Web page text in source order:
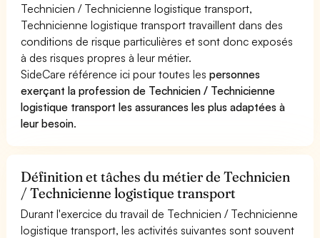
Technicien / Technicienne logistique transport,
Technicienne logistique transport travaillent dans des
conditions de risque particulières et sont donc exposés
à des risques propres à leur métier.
SideCare référence ici pour toutes lespersonnes
exerçant la profession de Technicien / Technicienne
logistique transport les assurances les plus adaptées à
leur besoin.
Définition et tâches du métier de Technicien
/ Technicienne logistique transport
Durant l'exercice du travail de Technicien / Technicienne
logistique transport, les activités suivantes sont souvent